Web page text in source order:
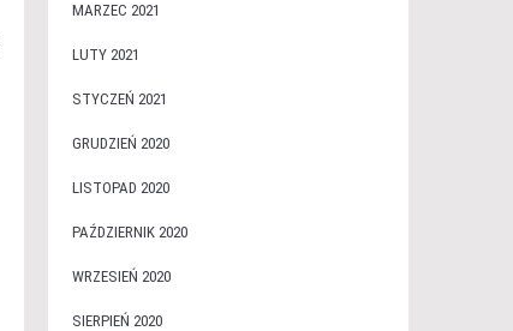
MARZEC 2021
LUTY 2021
STYCZEŃ 2021
GRUDZIEŃ 2020
LISTOPAD 2020
PAŹDZIERNIK 2020
WRZESIEŃ 2020
SIERPIEŃ 2020